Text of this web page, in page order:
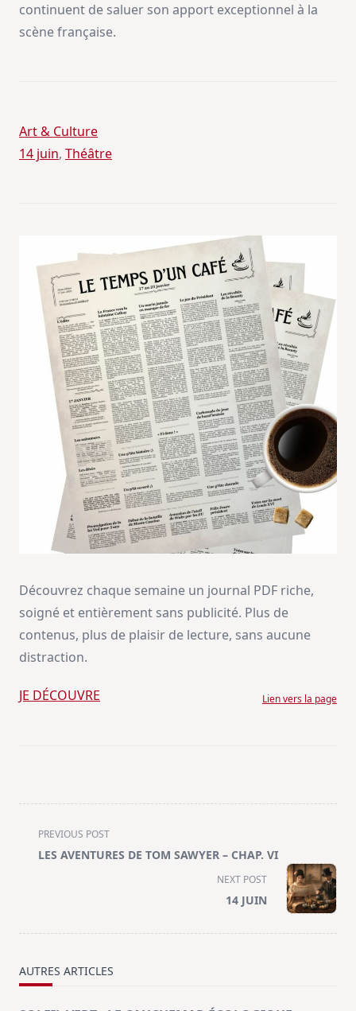
continuent de saluer son apport exceptionnel à la
scène française.
Art & Culture
14 juin, Théâtre
Découvrez chaque semaine un journal PDF riche,
soigné et entièrement sans publicité. Plus de
contenus, plus de plaisir de lecture, sans aucune
distraction.
JE DÉCOUVRE Lien vers la page
<span
class="nav-
PREVIOUS POST
LES AVENTURES DE TOM SAWYER – CHAP. VI
NEXT POST
14 JUIN
AUTRES ARTICLES